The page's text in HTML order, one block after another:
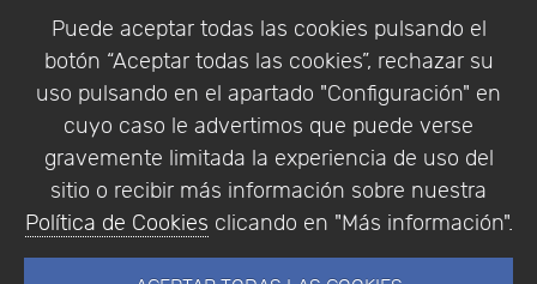
Puede aceptar todas las cookies pulsando el
botón “Aceptar todas las cookies”, rechazar su
uso pulsando en el apartado "Configuración" en
cuyo caso le advertimos que puede verse
gravemente limitada la experiencia de uso del
sitio o recibir más información sobre nuestra
Política de Cookies clicando en "Más información".
Empresa|Aviso Legal| Política de Privacidad |
Política de Cookies
© Copyright 1994 - 2026. Addlink Software
Científico, S.L.